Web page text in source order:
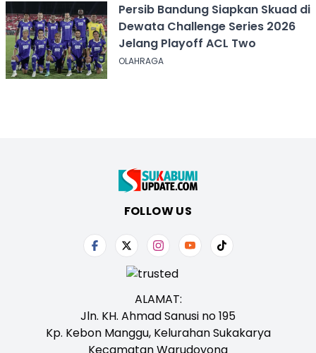
Persib Bandung Siapkan Skuad di
Dewata Challenge Series 2026
Jelang Playoff ACL Two
OLAHRAGA
FOLLOW US
ALAMAT:
Jln. KH. Ahmad Sanusi no 195
Kp. Kebon Manggu, Kelurahan Sukakarya
Kecamatan Warudoyong